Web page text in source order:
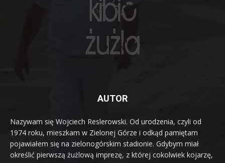
AUTOR
Nazywam się Wojciech Reslerowski. Od urodzenia, czyli od
1974 roku, mieszkam w Zielonej Górze i odkąd pamiętam
pojawiałem się na zielonogórskim stadionie. Gdybym miał
określić pierwszą żużlową imprezę, z której cokolwiek kojarzę,